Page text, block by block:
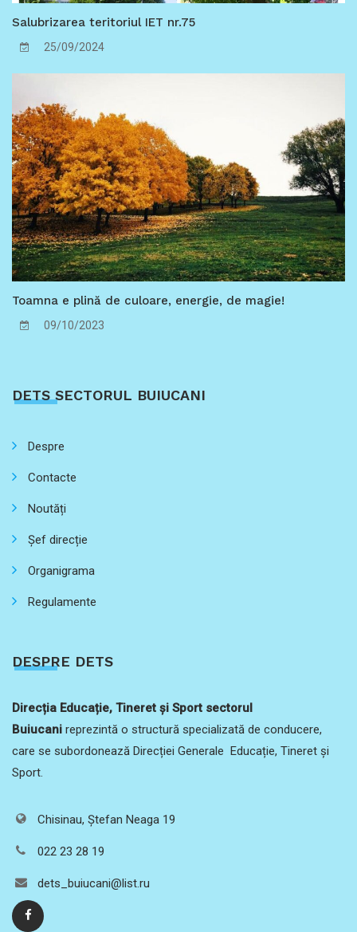
Salubrizarea teritoriul IET nr.75
25/09/2024
Toamna e plină de culoare, energie, de magie!
09/10/2023
DETS SECTORUL BUIUCANI
Despre
Contacte
Noutăți
Șef direcție
Organigrama
Regulamente
DESPRE DETS
Direcția Educație, Tineret și Sport sectorul
Buiucani reprezintă o structură specializată de conducere,
care se subordonează Direcției Generale Educație, Tineret și
Sport.
Chisinau, Ștefan Neaga 19
022 23 28 19
dets_buiucani@list.ru